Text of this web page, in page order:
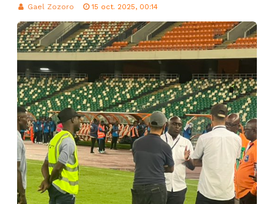
Gael Zozoro 15 oct. 2025, 00:14